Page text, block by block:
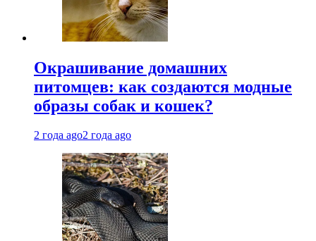
Окрашивание домашних
питомцев: как создаются модные
образы собак и кошек?
2 года ago2 года ago